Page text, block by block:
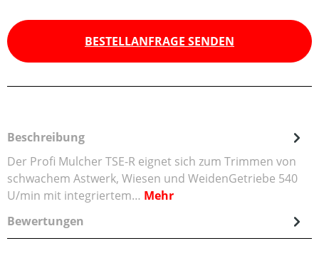
BESTELLANFRAGE SENDEN
Beschreibung
Der Profi Mulcher TSE-R eignet sich zum Trimmen von
schwachem Astwerk, Wiesen und WeidenGetriebe 540
U/min mit integriertem… Mehr
Bewertungen